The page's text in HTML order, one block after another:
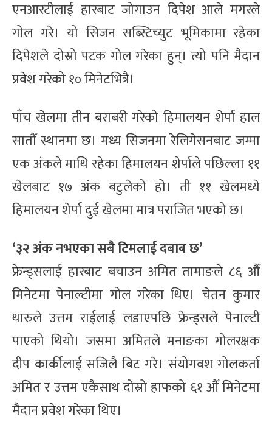
एनआरटीलाई हारबाट जोगाउन दिपेश आले मगरले
गोल गरे। यो सिजन सब्स्टिच्युट भूमिकामा रहेका
दिपेशले दोस्रो पटक गोल गरेका हुन्। त्यो पनि मैदान
प्रवेश गरेको १० मिनेटभित्रै।
पाँच खेलमा तीन बराबरी गरेको हिमालयन शेर्पा हाल
सातौँ स्थानमा छ। मध्य सिजनमा रेलिगेसनबाट जम्मा
एक अंकले माथि रहेका हिमालयन शेर्पाले पछिल्ला ११
खेलबाट १७ अंक बटुलेको हो। ती ११ खेलमध्ये
हिमालयन शेर्पा दुई खेलमा मात्र पराजित भएको छ।
‘३२ अंक नभएका सबै टिमलाई दबाब छ’
फ्रेन्ड्सलाई हारबाट बचाउन अमित तामाङले ८६ औँ
मिनेटमा पेनाल्टीमा गोल गरेका थिए। चेतन कुमार
थारुले उत्तम राईलाई लडाएपछि फ्रेन्ड्सले पेनाल्टी
पाएको थियो। जसमा अमितले मनाङका गोलरक्षक
दीप कार्कीलाई सजिलै बिट गरे। संयोगवश गोलकर्ता
अमित र उत्तम एकैसाथ दोस्रो हाफको ६१ औँ मिनेटमा
मैदान प्रवेश गरेका थिए।